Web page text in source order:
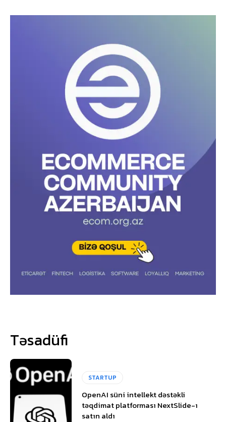
Təsadüfi
STARTUP
OpenAI süni intellekt dəstəkli
təqdimat platforması NextSlide-ı
satın aldı